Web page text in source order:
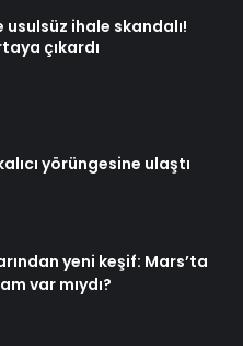
usulsüz ihale skandalı!
çıkardı
yörüngesine ulaştı
yeni keşif: Mars’ta
var mıydı?